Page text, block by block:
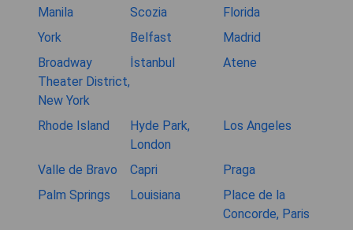
Manila Scozia
Florida
York
Belfast
Madrid
Broadway
Theater District,
New York
İstanbul Atene
Rhode Island
Hyde Park,
London
Los Angeles
Valle de Bravo Capri
Praga
Palm Springs
Louisiana
Place de la
Concorde, Paris